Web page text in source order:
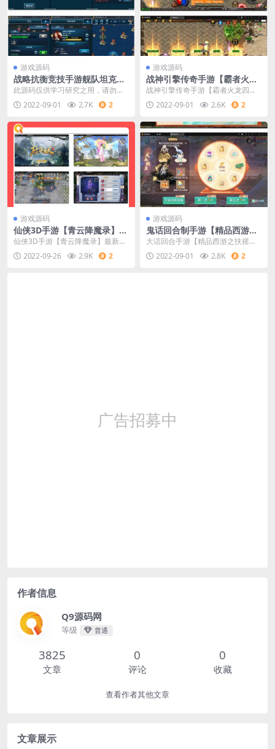
游戏源码
战略抗衡竞技手游舰队坦克
+视频教程Linux手工效劳端
+加解密助手+GM后端
此源码仅供学习研究之用，请勿商
用或者其他违法用途，产生其他后
果与本站无关游戏源码
2022-09-01 2.7K 2
游戏源码
战神引擎传奇手游【霸者火龙
四海洋白猪版】最新整顿Win
半手工效劳端+战旗争霸+多海
洋+多舆图+充值后端
战神引擎传奇手游【霸者火龙四大
陆白猪版】最新整理Win半手工服
务端+战旗争霸+多
2022-09-01 2.6K 2
游戏源码
仙侠3D手游【青云降魔录】最
新整顿Linux手工效劳端+CDK
受权后端+安卓苹果双端
仙侠3D手游【青云降魔录】最新整
理Linux手工服务端+CDK授权后台
+安卓苹果
2022-09-26 2.9K 2
游戏源码
鬼话回合制手游【精品西游之
扶摇打金版】最新整顿Win半
手工效劳端+GM后端+安卓苹
果双端
大话回合手游【精品西游之扶摇打
金版】最新整理Win半手工服务端+
GM后台+安卓苹
2022-09-01 2.8K 2
作者信息
Q9源码网
等级 普通
3825
文章
0
评论
0
收藏
查看作者其他文章
文章展示